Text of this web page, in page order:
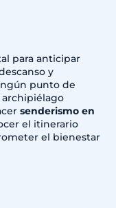
para anticipar
y
punto de
senderismo en
el itinerario
el bienestar